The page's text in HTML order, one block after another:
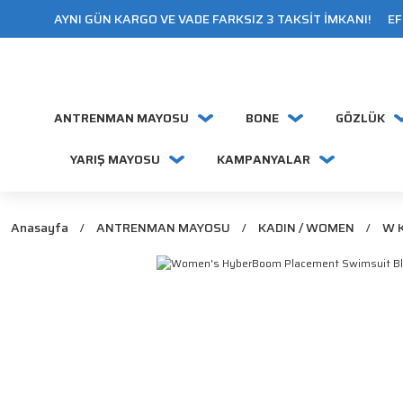
AYNI GÜN KARGO VE VADE FARKSIZ 3 TAKSİT İMKANI!
ANTRENMAN MAYOSU BONE GÖZLÜK
YARIŞ MAYOSU KAMPANYALAR
Anasayfa ANTRENMAN MAYOSU KADIN / WOMEN W